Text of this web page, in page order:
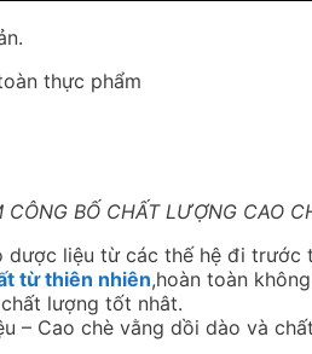
thực phẩm
CÔNG BỐ CHẤT LƯỢNG CAO
dược liệu từ các thế hệ đi
từ thiên nhiên,hoàn toàn
lượng tốt nhât.
– Cao chè vằng dồi dào và